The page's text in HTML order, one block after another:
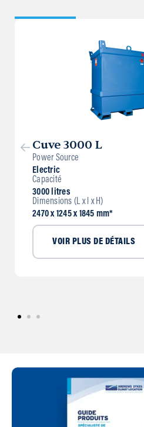
Cuve 3000 L
Power Source
Electric
Capacité
3000 litres
Dimensions (L x l x H)
2470 x 1245 x 1845 mm*
VOIR PLUS DE DÉTAILS